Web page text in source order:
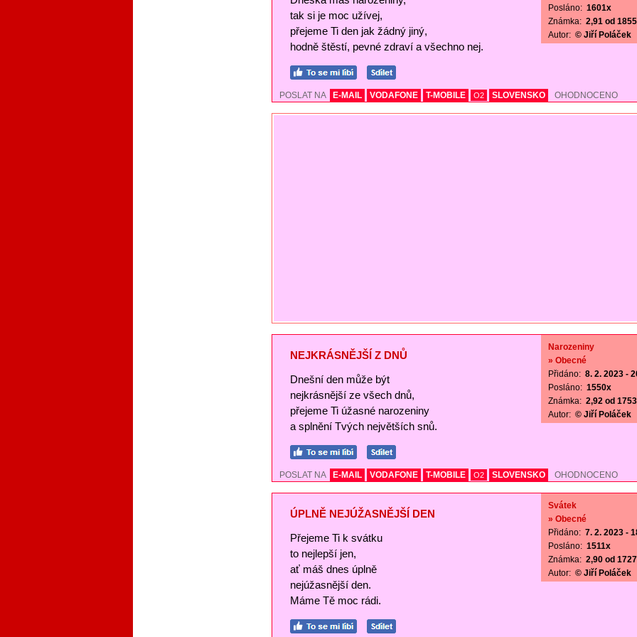
tak si je moc užívej,
přejeme Ti den jak žádný jiný,
hodně štěstí, pevné zdraví a všechno nej.
Posláno: 1601x
Známka: 2,91 od
Autor: © Jiří Poláček
POSLAT NA E-MAIL VODAFONE T-MOBILE O2 SLOVENSKO OHODNOCENO
NEJKRÁSNĚJŠÍ Z DNŮ
Dnešní den může být
nejkrásnější ze všech dnů,
přejeme Ti úžasné narozeniny
a splnění Tvých největších snů.
Narozeniny
» Obecné
Přidáno: 8. 2. 2023 -
Posláno: 1550x
Známka: 2,92 od
Autor: © Jiří Poláček
POSLAT NA E-MAIL VODAFONE T-MOBILE O2 SLOVENSKO OHODNOCENO
ÚPLNĚ NEJÚŽASNĚJŠÍ DEN
Přejeme Ti k svátku
to nejlepší jen,
ať máš dnes úplně
nejúžasnější den.
Máme Tě moc rádi.
Svátek
» Obecné
Přidáno: 7. 2. 2023 -
Posláno: 1511x
Známka: 2,90 od
Autor: © Jiří Poláček